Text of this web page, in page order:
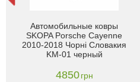
Автомобильные ковры
SKOPA Porsche Cayenne
2010-2018 Чорні Словакия
KM-01 черный
4850 грн